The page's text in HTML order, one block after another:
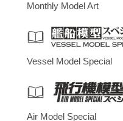
Monthly Model Art
Vessel Model Special
Air Model Special